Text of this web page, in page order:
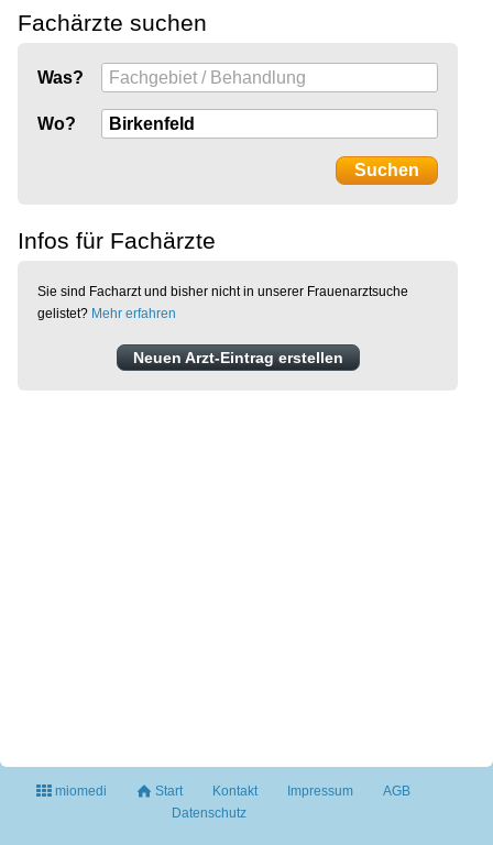
Fachärzte suchen
Was?
Wo?
Infos für Fachärzte
Sie sind Facharzt und bisher nicht in unserer Frauenarztsuche
gelistet? Mehr erfahren
Neuen Arzt-Eintrag erstellen
miomedi Start Kontakt Impressum
AGB
Datenschutz